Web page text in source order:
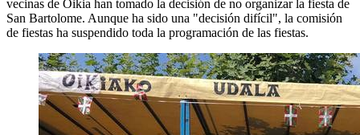
vecinas de Oikia han tomado la decisión de no organizar la fiesta de
San Bartolome. Aunque ha sido una "decisión difícil", la comisión
de fiestas ha suspendido toda la programación de las fiestas.